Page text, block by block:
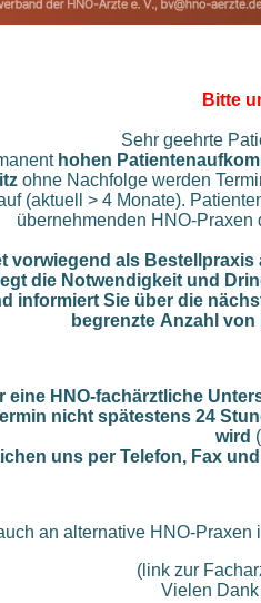
Bitte
Sehr geehrte
hohen
ohne Nachfolge werden
(aktuell > 4 Monate).
übernehmenden HNO-Praxen
vorwiegend als
die Notwendigkeit und
informiert Sie über die
begrenzte Anzahl von
eine HNO-fachärztliche
nicht spätestens 24
wird
uns per Telefon, Fax und
an alternative HNO-
(link zur
Vielen Dank